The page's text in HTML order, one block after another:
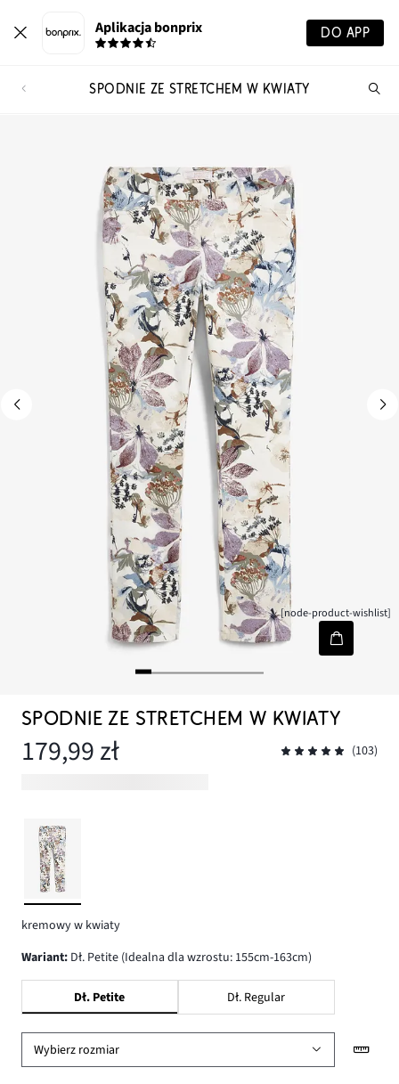
Aplikacja bonprix DO APP
SPODNIE ZE STRETCHEM W KWIATY
[node-product-wishlist]
SPODNIE ZE STRETCHEM W KWIATY
179,99 zł (103)
kremowy w kwiaty
wariant: Dł. Petite (Idealna dla wzrostu: 155cm-163cm)
Dł. Petite Dł. Regular
Wybierz rozmiar